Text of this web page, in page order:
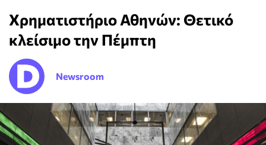
Χρηματιστήριο Αθηνών: Θετικό
κλείσιμο την Πέμπτη
Newsroom